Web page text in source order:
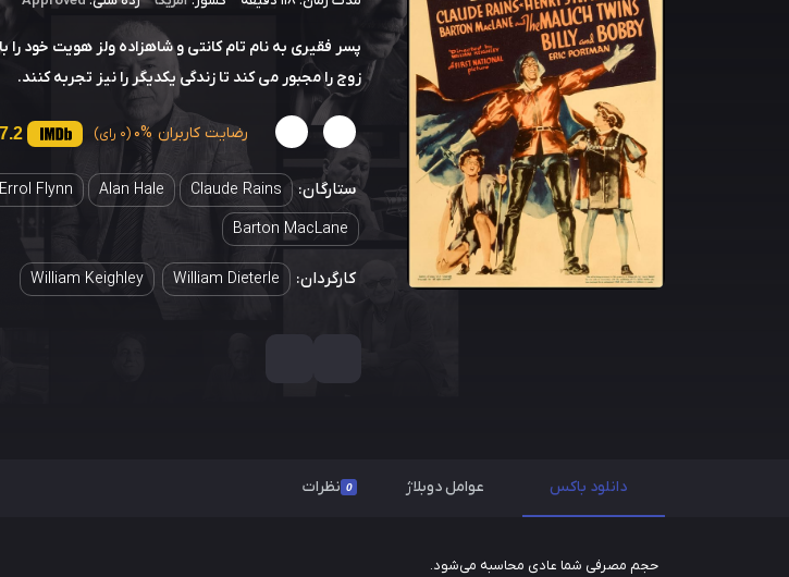
پسر فقیری به نام تام کانتی و شاهزاده ولز هویت خود را
زوج را مجبور می کند تا زندگی یکدیگر را نیز تجربه کنند.
رضایت کاربران 0% (0 رای) 7.2
ستارگان: Claude Rains
Alan Hale
Errol Flynn
Barton MacLane
کارگردان: William Dieterle
William Keighley
دانلود باکس عوامل دوبلاژ 0 نظرات
حجم مصرفی شما عادی محاسبه می‌شود.